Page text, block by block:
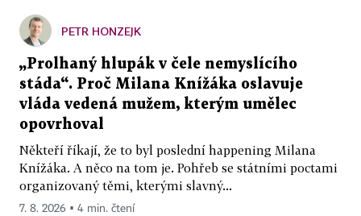
PETR HONZEJK
„Prolhaný hlupák v čele nemyslícího
stáda“. Proč Milana Knížáka oslavuje
vláda vedená mužem, kterým umělec
opovrhoval
Někteří říkají, že to byl poslední happening Milana
Knížáka. A něco na tom je. Pohřeb se státními poctami
organizovaný těmi, kterými slavný...
7. 8. 2026 ▪ 4 min. čtení